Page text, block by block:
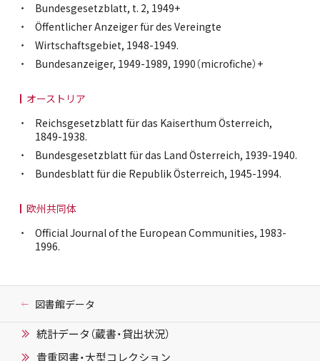
Bundesgesetzblatt, t. 2, 1949+
Öffentlicher Anzeiger für des Vereingte
Wirtschaftsgebiet, 1948-1949.
Bundesanzeiger, 1949-1989, 1990（microfiche）+
オーストリア
Reichsgesetzblatt für das Kaiserthum Österreich,
1849-1938.
Bundesgesetzblatt für das Land Österreich, 1939-1940.
Bundesblatt für die Republik Österreich, 1945-1994.
欧州共同体
Official Journal of the European Communities, 1983-
1996.
図書館データ
統計データ（蔵書・貸出状況）
貴重図書・大型コレクション